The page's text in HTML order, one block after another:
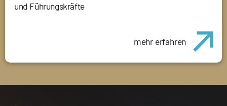
und Führungskräfte
mehr erfahren